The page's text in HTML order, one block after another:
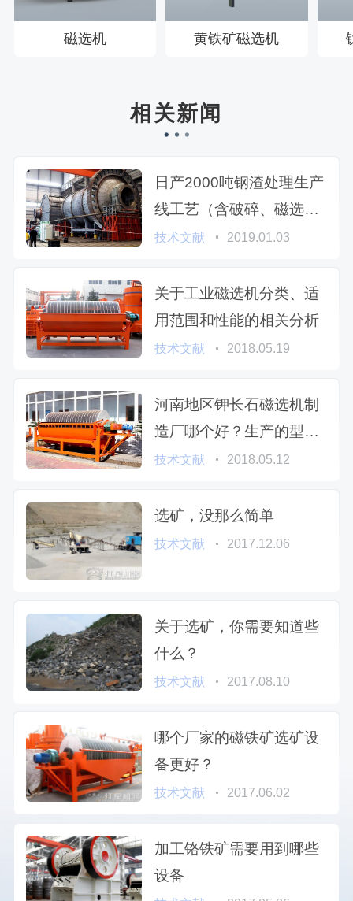
磁选机 黄铁矿磁选机
相关新闻
日产2000吨钢渣处理生产
线工艺（含破碎、磁选、
棒磨等设备），多少钱
技术文献 2019.01.03
关于工业磁选机分类、适
用范围和性能的相关分析
技术文献 2018.05.19
河南地区钾长石磁选机制
造厂哪个好？生产的型号
有哪些？
技术文献 2018.05.12
选矿，没那么简单
技术文献 2017.12.06
关于选矿，你需要知道些
什么？
技术文献 2017.08.10
哪个厂家的磁铁矿选矿设
备更好？
技术文献 2017.06.02
加工铬铁矿需要用到哪些
设备